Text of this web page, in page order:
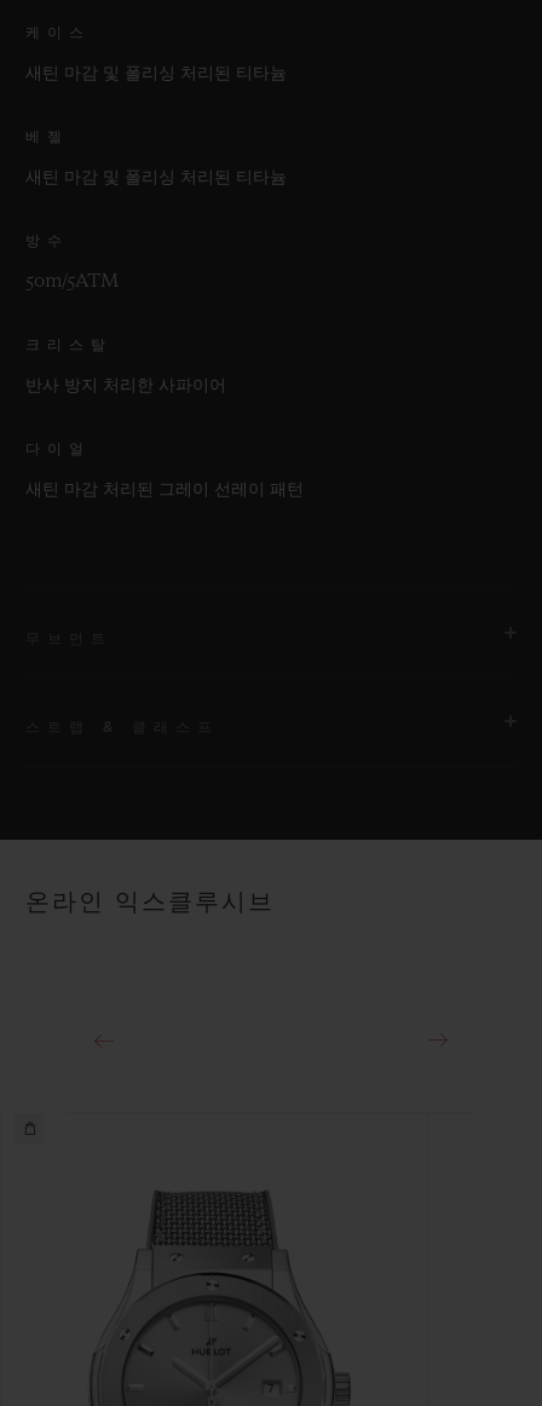
케이스
새틴 마감 및 폴리싱 처리된 티타늄
베젤
새틴 마감 및 폴리싱 처리된 티타늄
방수
50m/5ATM
크리스탈
반사 방지 처리한 사파이어
다이얼
새틴 마감 처리된 그레이 선레이 패턴
약 48시간
스트랩
온라인 익스클루시브